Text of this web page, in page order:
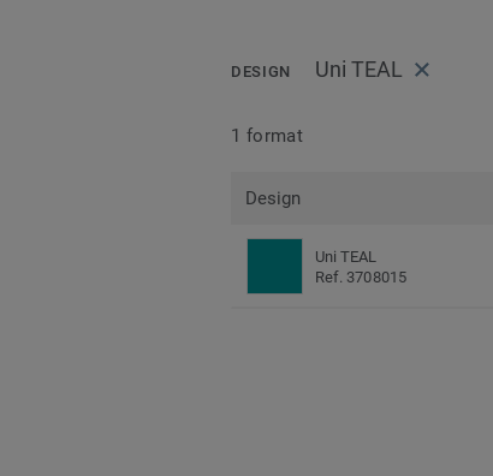
DESIGN Uni TEAL
1 format
Design
Uni TEAL
Ref. 3708015